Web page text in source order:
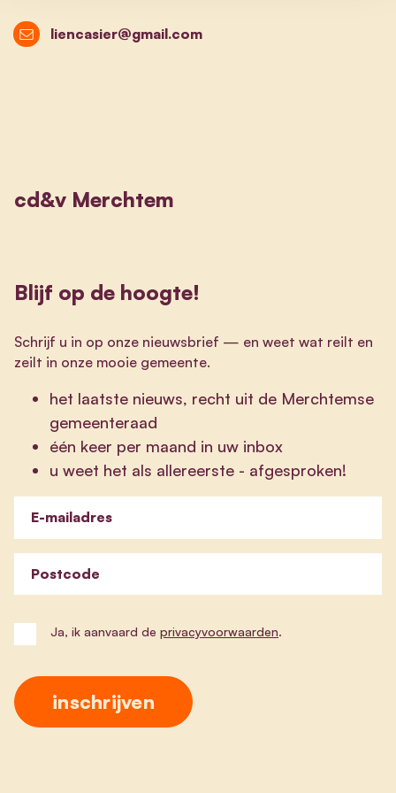
liencasier@gmail.com
cd&v Merchtem
Blijf op de hoogte!
Schrijf u in op onze nieuwsbrief — en weet wat reilt en
zeilt in onze mooie gemeente.
het laatste nieuws, recht uit de Merchtemse
gemeenteraad
één keer per maand in uw inbox
u weet het als allereerste - afgesproken!
E-mailadres
Postcode
Ja, ik aanvaard de privacyvoorwaarden.